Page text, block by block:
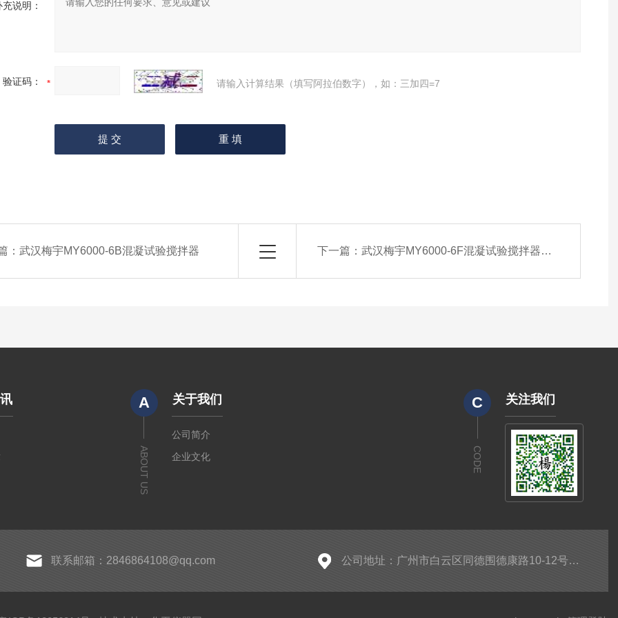
充说明：
验证码： 请输入计算结果（填写阿拉伯数字），如：三加四=7
：武汉梅宇MY6000-6B混凝试验搅拌器 下一篇： 武汉梅宇MY6000-6F混凝试验搅拌器G值和GT值
A
ABOUT US
关于我们
公司简介
企业文化
C
CODE
关注我们
联系邮箱：2846864108@qq.com 公司地址：广州市白云区同德围德康路10-12号富骏大厦B611